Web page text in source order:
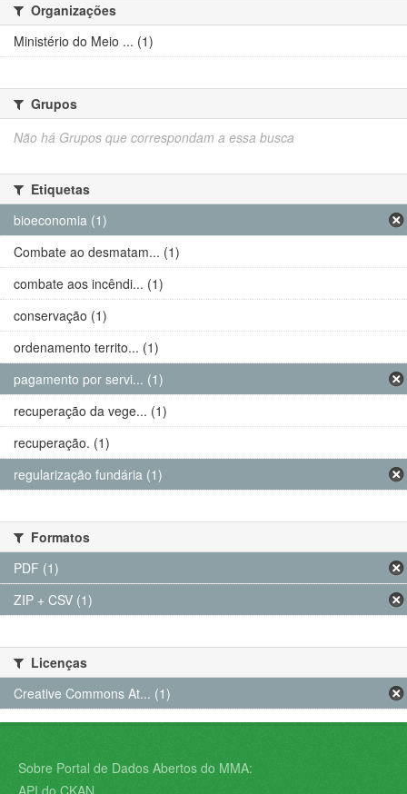
Organizações
Ministério do Meio ... (1)
Grupos
Não há Grupos que correspondam a essa busca
Etiquetas
bioeconomia (1)
Combate ao desmatam... (1)
combate aos incêndi... (1)
conservação (1)
ordenamento territo... (1)
pagamento por servi... (1)
recuperação da vege... (1)
recuperação. (1)
regularização fundária (1)
Formatos
PDF (1)
ZIP + CSV (1)
Licenças
Creative Commons At... (1)
Sobre Portal de Dados Abertos do MMA:
API do CKAN